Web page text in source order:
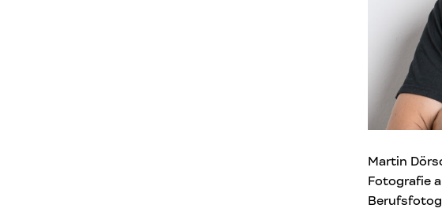
Martin
Fotografie